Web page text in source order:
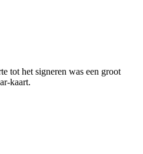
tot het signeren was een groot
kaart.